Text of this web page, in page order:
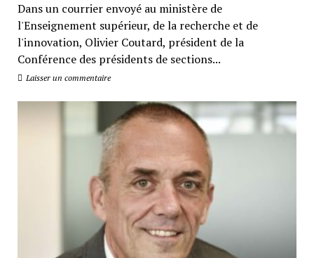
Dans un courrier envoyé au ministère de
l'Enseignement supérieur, de la recherche et de
l'innovation, Olivier Coutard, président de la
Conférence des présidents de sections...
Laisser un commentaire